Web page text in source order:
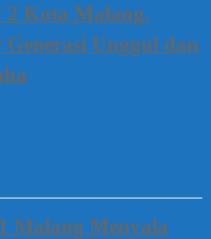
Kota Malang,
Unggul dan
Malang Menyala